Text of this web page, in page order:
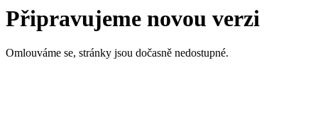
Připravujeme novou verzi
Omlouváme se, stránky jsou dočasně nedostupné.